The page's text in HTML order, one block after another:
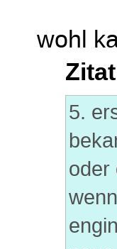
wohl
5.
oder